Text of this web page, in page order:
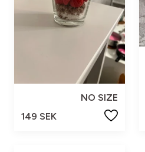
NO SIZE
149 SEK